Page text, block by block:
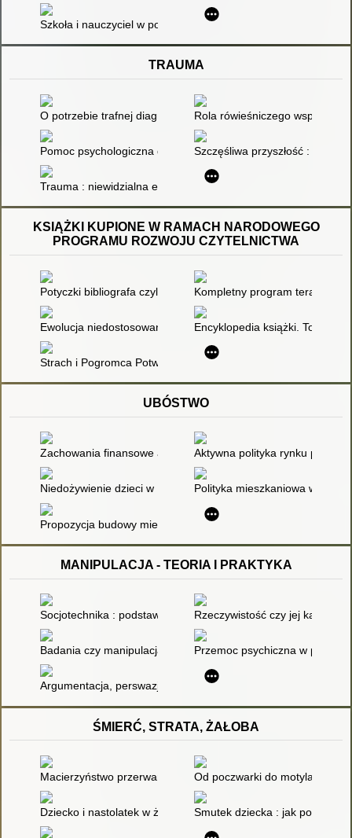
Szkoła i nauczyciel w powstaniu wielkopolskim : 1918-1919 rok
TRAUMA
O potrzebie trafnej diagnozy traumyRola rówieśniczego wsparcia
Pomoc psychologiczna dla osób ocalałych z traumy
Szczęśliwa przyszłość : uwolnij
Trauma : niewidzialna epidemia : jak ją oswoić
KSIĄŻKI KUPIONE W RAMACH NARODOWEGO
PROGRAMU ROZWOJU CZYTELNICTWA
Potyczki bibliografa czyli Bibliografia od kuchni
Kompletny program terapii
Ewolucja niedostosowania społecznego jako rezultat zmian
Encyklopedia książki. Tom 2,
Strach i Pogromca Potworów
UBÓSTWO
Zachowania finansowe a podatność na ubóstwo
Aktywna polityka rynku pracy
Niedożywienie dzieci w Polsce: korelat ubóstwa czy problem
Polityka mieszkaniowa wobec
Propozycja budowy miernika biedy skumulowanej w Polsce
MANIPULACJA - TEORIA I PRAKTYKA
Socjotechnika : podstawy manipulacji w praktyce
Rzeczywistość czy jej
Badania czy manipulacja Przemoc psychiczna w
Argumentacja, perswazja, manipulacja
ŚMIERĆ, STRATA, ŻAŁOBA
Macierzyństwo przerwane : żałoba po stracie dziecka
Od poczwarki do motyla : jak
Dziecko i nastolatek w żałobie : rola nauczycieli i pedagogów
Smutek dziecka : jak pomóc